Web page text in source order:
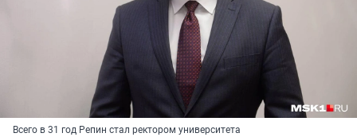
Всего в 31 год Репин стал ректором университета